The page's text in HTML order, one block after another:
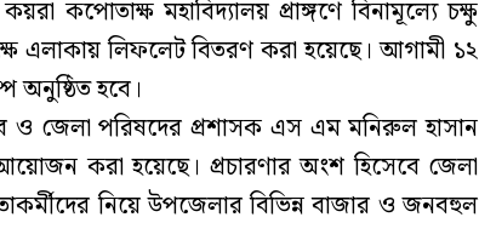
কপোতাক্ষ মহাবিদ্যালয় প্রাঙ্গণে বিনামূল্যে চক্ষু
এলাকায় লিফলেট বিতরণ করা হয়েছে। আগামী ১২
অনুষ্ঠিত হবে।
ও জেলা পরিষদের প্রশাসক এস এম মনিরুল হাসান
আয়োজন করা হয়েছে। প্রচারণার অংশ হিসেবে জেলা
নিয়ে উপজেলার বিভিন্ন বাজার ও জনবহুল